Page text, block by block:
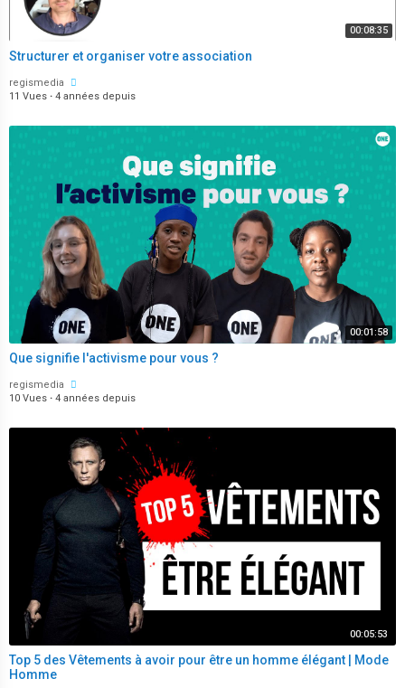
00:08:35
Structurer et organiser votre association
regismedia
11 Vues · 4 années depuis
00:01:58
Que signifie l'activisme pour vous ?
regismedia
10 Vues · 4 années depuis
00:05:53
Top 5 des Vêtements à avoir pour être un homme élégant | Mode
Homme